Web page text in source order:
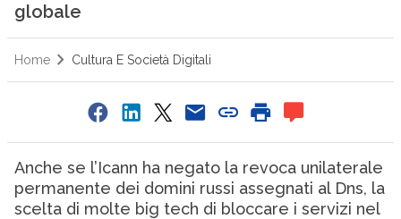
globale
Home Cultura E Società Digitali
Anche se l’Icann ha negato la revoca unilaterale
permanente dei domini russi assegnati al Dns, la
scelta di molte big tech di bloccare i servizi nel